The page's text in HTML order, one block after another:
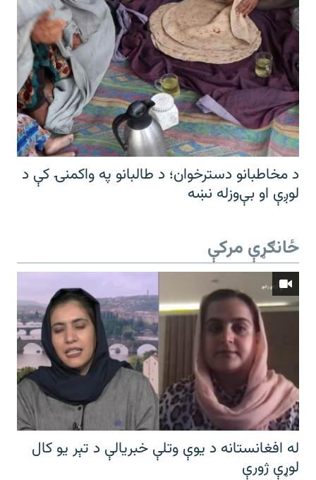
د مخاطبانو دسترخوان؛ د طالبانو په واکمنۍ کې د
لوږې او بې‌وزله نښه
ځانګړې مرکې
له افغانستانه د یوې وتلې خبریالې د تېر يو کال
لوړې ژورې